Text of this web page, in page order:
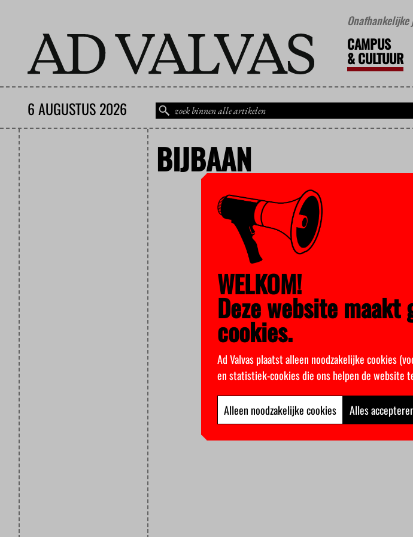
CAMPUS
&CULTUUR
6 AUGUSTUS 2026
BIJBAAN
WELKOM!
Deze website maakt
cookies.
Ad Valvas plaatst alleen noodzakelijke cookies
en statistiek-cookies die ons helpen de website
Alleen noodzakelijke cookies Alles